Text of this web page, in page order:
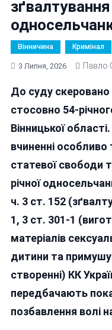
Вінничина Кримінал
3 Липня, 2026 Павло
До суду
стосовно 54-
Вінницької
вчиненні
статевої свободи
річної
ч. 3 ст. 152
1, 3 ст. 301-1
матеріалів
дитини та
створенні) КК
передбачають
позбавлення волі